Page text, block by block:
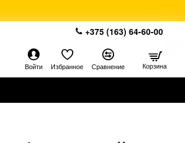
+375 (163) 64-60-00
Войти Избранное Сравнение Корзина